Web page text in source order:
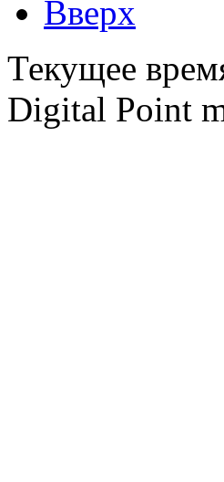
Вверх
Текущее
Digital Point